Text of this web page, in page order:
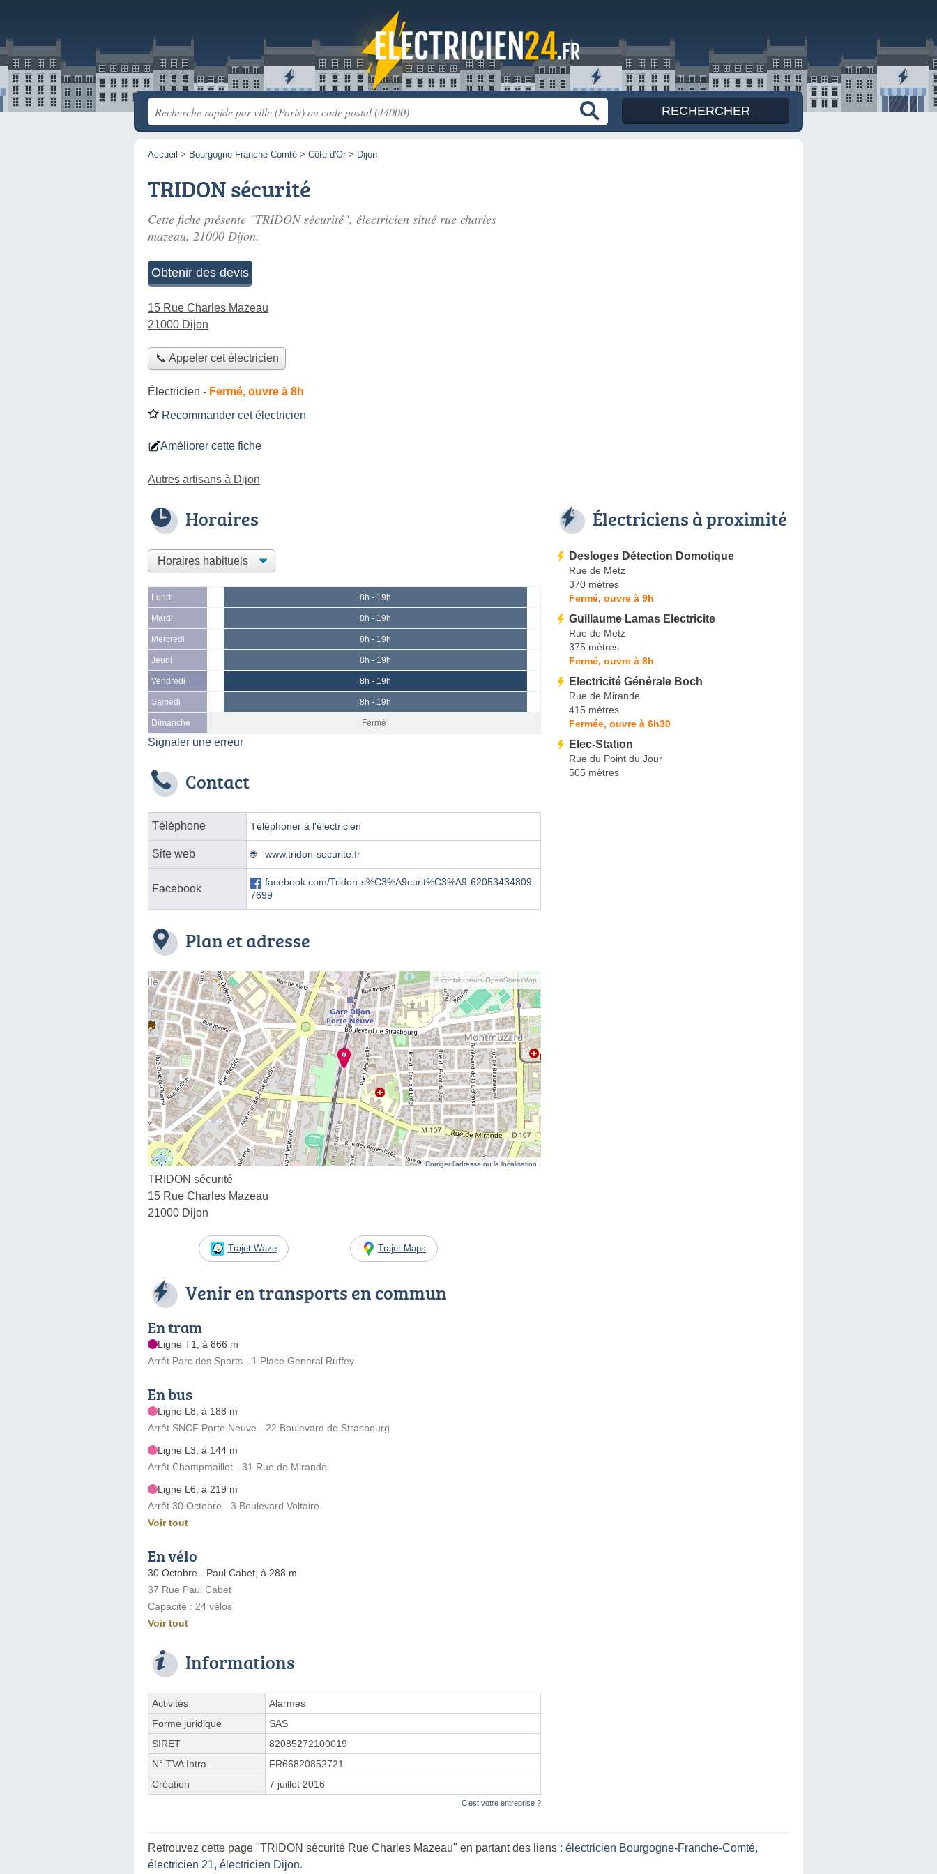
Accueil > Bourgogne-Franche-Comté > Côte-d'Or > Dijon
TRIDON sécurité
Cette fiche présente "TRIDON sécurité", électricien situé rue charles
mazeau, 21000 Dijon.
Obtenir des devis
15 Rue Charles Mazeau
21000 Dijon
📞 Appeler cet électricien
Électricien - Fermé, ouvre à 8h
Recommander cet électricien
Améliorer cette fiche
Autres artisans à Dijon
Horaires
Lundi 8h - 19h
Mardi 8h - 19h
Mercredi 8h - 19h
Jeudi 8h - 19h
Vendredi 8h - 19h
Samedi 8h - 19h
Dimanche Fermé
Signaler une erreur
Contact
Téléphone Téléphoner à l'électricien
Site web www.tridon-securite.fr
Facebook
facebook.com/Tridon-s%C3%A9curit%C3%A9-62053434809
7699
Plan et adresse
© contributeurs OpenStreetMap
Corriger l’adresse ou la localisation
TRIDON sécurité
15 Rue Charles Mazeau
21000 Dijon
Trajet Waze Trajet Maps
Venir en transports en commun
En tram
Ligne T1, à 866 m
Arrêt Parc des Sports - 1 Place General Ruffey
En bus
Ligne L8, à 188 m
Arrêt SNCF Porte Neuve - 22 Boulevard de Strasbourg
Ligne L3, à 144 m
Arrêt Champmaillot - 31 Rue de Mirande
Ligne L6, à 219 m
Arrêt 30 Octobre - 3 Boulevard Voltaire
Voir tout
En vélo
30 Octobre - Paul Cabet, à 288 m
37 Rue Paul Cabet
Capacité : 24 vélos
Voir tout
Informations
Activités
Alarmes
Forme juridique
SAS
SIRET
82085272100019
N° TVA Intra.
FR66820852721
Création
7 juillet 2016
C'est votre entreprise ?
Électriciens à proximité
Desloges Détection Domotique
Rue de Metz
370 mètres
Fermé, ouvre à 9h
Guillaume Lamas Electricite
Rue de Metz
375 mètres
Fermé, ouvre à 8h
Electricité Générale Boch
Rue de Mirande
415 mètres
Fermée, ouvre à 6h30
Elec-Station
Rue du Point du Jour
505 mètres
Retrouvez cette page "TRIDON sécurité Rue Charles Mazeau" en partant des liens : électricien Bourgogne-Franche-Comté,
électricien 21, électricien Dijon.